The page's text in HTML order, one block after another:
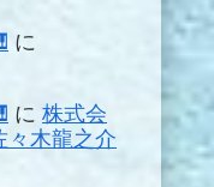
に
に 株式会
木龍之介